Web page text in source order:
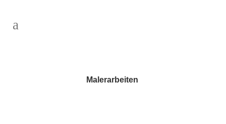
Malerarbeiten